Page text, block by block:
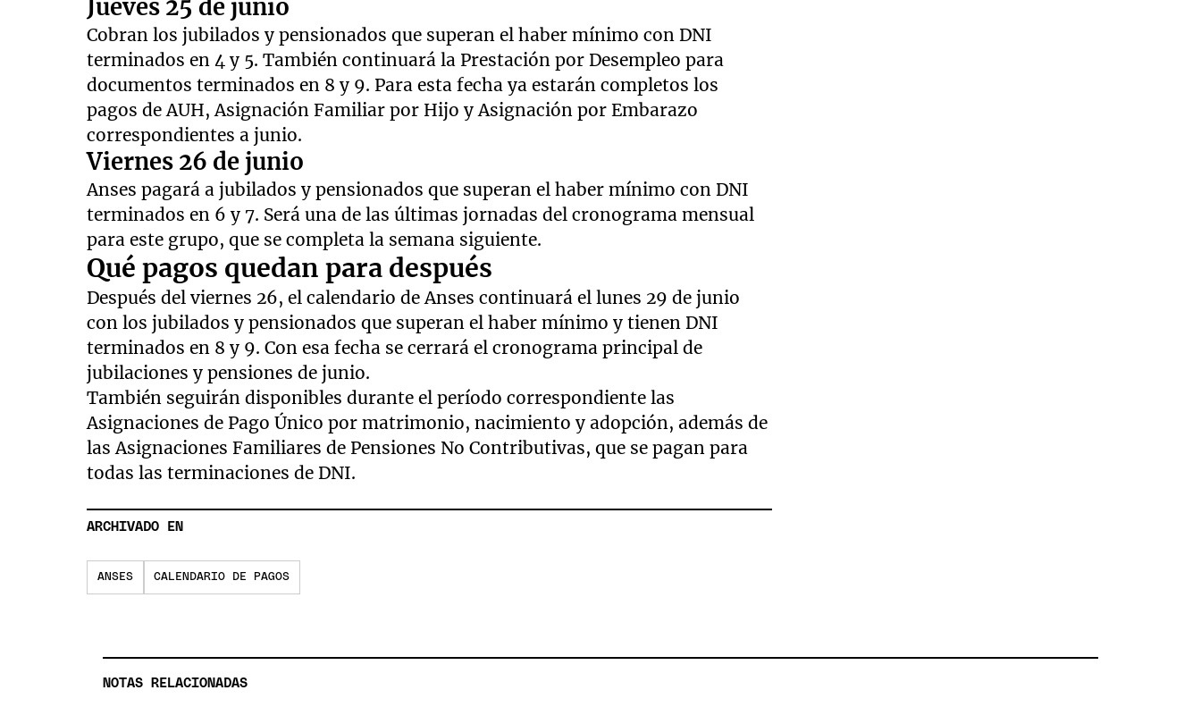
Jueves 25 de junio
Cobran los jubilados y pensionados que superan el haber mínimo con DNI
terminados en 4 y 5. También continuará la Prestación por Desempleo para
documentos terminados en 8 y 9. Para esta fecha ya estarán completos los
pagos de AUH, Asignación Familiar por Hijo y Asignación por Embarazo
correspondientes a junio.
Viernes 26 de junio
Anses pagará a jubilados y pensionados que superan el haber mínimo con DNI
terminados en 6 y 7. Será una de las últimas jornadas del cronograma mensual
para este grupo, que se completa la semana siguiente.
Qué pagos quedan para después
Después del viernes 26, el calendario de Anses continuará el lunes 29 de junio
con los jubilados y pensionados que superan el haber mínimo y tienen DNI
terminados en 8 y 9. Con esa fecha se cerrará el cronograma principal de
jubilaciones y pensiones de junio.
También seguirán disponibles durante el período correspondiente las
Asignaciones de Pago Único por matrimonio, nacimiento y adopción, además de
las Asignaciones Familiares de Pensiones No Contributivas, que se pagan para
todas las terminaciones de DNI.
ARCHIVADO EN
ANSES CALENDARIO DE PAGOS
NOTAS RELACIONADAS